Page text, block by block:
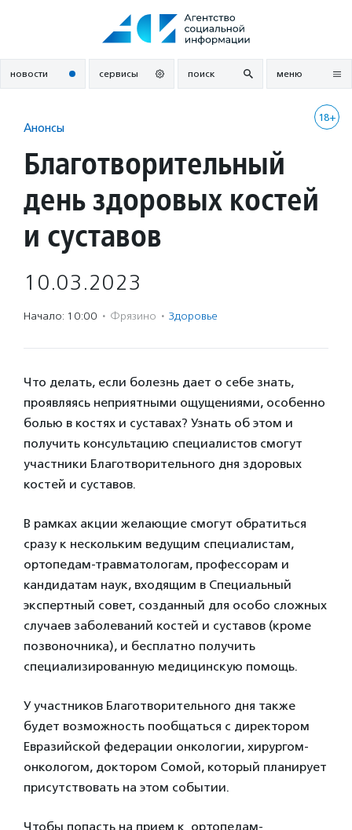
новости сервисы поиск меню
18+
Анонсы
Благотворительный
день здоровых костей
и суставов
10.03.2023
Начало: 10:00 · Фрязино · Здоровье
Что делать, если болезнь дает о себе знать,
проявляясь неприятными ощущениями, особенно
болью в костях и суставах? Узнать об этом и
получить консультацию специалистов смогут
участники Благотворительного дня здоровых
костей и суставов.
В рамках акции желающие смогут обратиться
сразу к нескольким ведущим специалистам,
ортопедам-травматологам, профессорам и
кандидатам наук, входящим в Специальный
экспертный совет, созданный для особо сложных
случаев заболеваний костей и суставов (кроме
позвоночника), и бесплатно получить
специализированную медицинскую помощь.
У участников Благотворительного дня также
будет возможность пообщаться с директором
Евразийской федерации онкологии, хирургом-
онкологом, доктором Сомой, который планирует
присутствовать на этом событии.
Чтобы попасть на прием к ортопедам-